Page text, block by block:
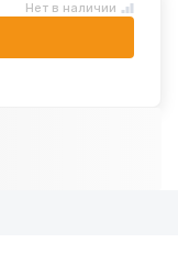
Нет в наличии